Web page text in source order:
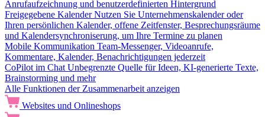
Anrufaufzeichnung und benutzerdefinierten Hintergrund
Freigegebene Kalender Nutzen Sie Unternehmenskalender oder
Ihren persönlichen Kalender, offene Zeitfenster, Besprechungsräume
und Kalendersynchroniserung, um Ihre Termine zu planen
Mobile Kommunikation Team-Messenger, Videoanrufe,
Kommentare, Kalender, Benachrichtigungen jederzeit
CoPilot im Chat Unbegrenzte Quelle für Ideen, KI-generierte Texte,
Brainstorming und mehr
Alle Funktionen der Zusammenarbeit anzeigen
Websites und Onlineshops